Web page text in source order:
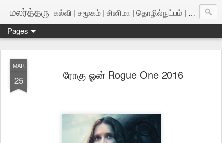
மலர்த்தரு கல்வி | சமூகம் | சினிமா | தொழில்நுட்பம் | அறிவியல்
Pages
MAR
25 ரோகு ஓன் Rogue One 2016